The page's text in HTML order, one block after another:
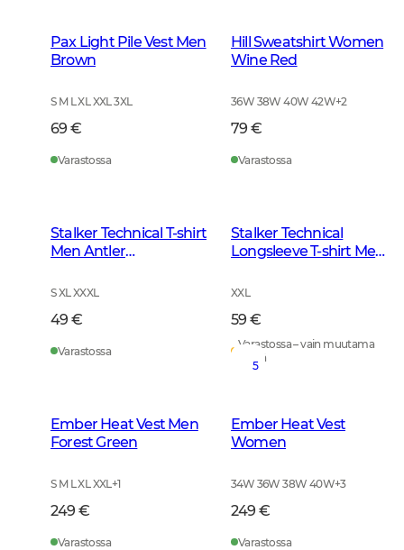
Pax Light Pile Vest Men
Brown
S M L XL XXL 3XL
69 €
Varastossa
Hill Sweatshirt Women
Wine Red
36W 38W 40W 42W+2
79 €
Varastossa
Stalker Technical T-shirt
Men Antler
S XL XXXL
49 €
Varastossa
Stalker Technical
Longsleeve T-shirt Men
XXL
59 €
Varastossa – vain muutama
jäljellä
Ember Heat Vest Men
Forest Green
S M L XL XXL+1
249 €
Varastossa
5
Ember Heat Vest
Women
34W 36W 38W 40W+3
249 €
Varastossa